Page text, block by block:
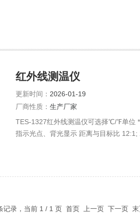
红外线测温仪
更新时间： 2026-01-19
厂商性质： 生产厂家
TES-1327红外线测温仪可选择℃/℉单位
指示光点、背光显示 距离与目标比
记录，当前 1 / 1 页 首页 上一页 下一页